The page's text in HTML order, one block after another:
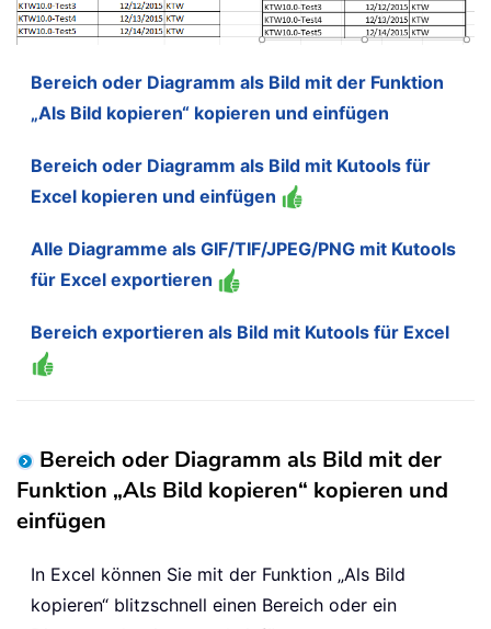
Bereich oder Diagramm als Bild mit der Funktion
„Als Bild kopieren“ kopieren und einfügen
Bereich oder Diagramm als Bild mit Kutools für
Excel kopieren und einfügen
Alle Diagramme als GIF/TIF/JPEG/PNG mit Kutools
für Excel exportieren
Bereich exportieren als Bild mit Kutools für Excel
Bereich oder Diagramm als Bild mit der
Funktion „Als Bild kopieren“ kopieren und
einfügen
In Excel können Sie mit der Funktion „Als Bild
kopieren“ blitzschnell einen Bereich oder ein